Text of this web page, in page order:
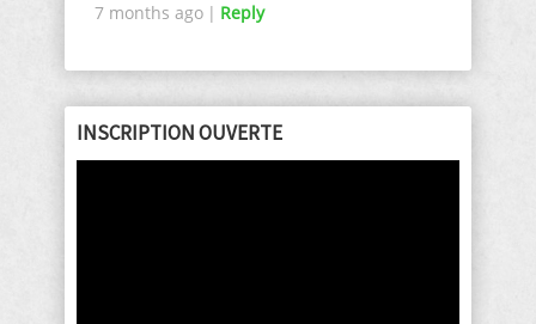
7 months ago | Reply
INSCRIPTION OUVERTE